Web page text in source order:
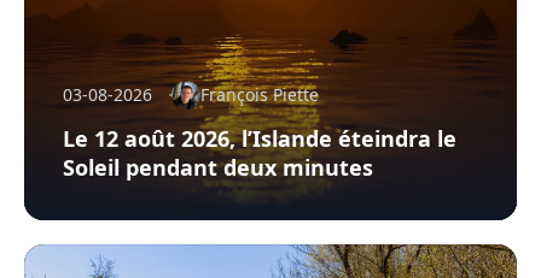
03-08-2026 François Piette
Le 12 août 2026, l’Islande éteindra le
Soleil pendant deux minutes